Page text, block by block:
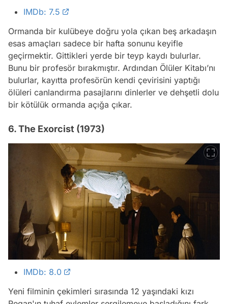
IMDb: 7.5
Ormanda bir kulübeye doğru yola çıkan beş arkadaşın
esas amaçları sadece bir hafta sonunu keyifle
geçirmektir. Gittikleri yerde bir teyp kaydı bulurlar.
Bunu bir profesör bırakmıştır. Ardından Ölüler Kitabı’nı
bulurlar, kayıtta profesörün kendi çevirisini yaptığı
ölüleri canlandırma pasajlarını dinlerler ve dehşetli dolu
bir kötülük ormanda açığa çıkar.
6. The Exorcist (1973)
IMDb: 8.0
Yeni filminin çekimleri sırasında 12 yaşındaki kızı